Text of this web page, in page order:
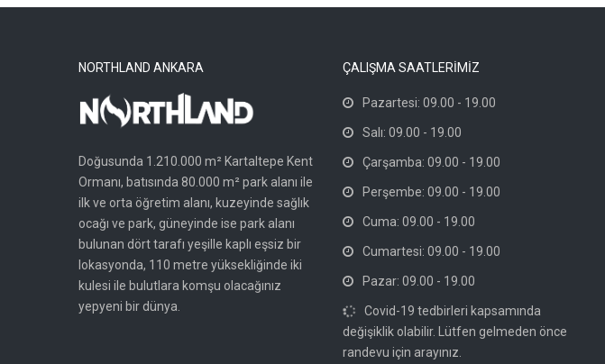
NORTHLAND ANKARA
Doğusunda 1.210.000 m² Kartaltepe Kent
Ormanı, batısında 80.000 m² park alanı ile
ilk ve orta öğretim alanı, kuzeyinde sağlık
ocağı ve park, güneyinde ise park alanı
bulunan dört tarafı yeşille kaplı eşsiz bir
lokasyonda, 110 metre yüksekliğinde iki
kulesi ile bulutlara komşu olacağınız
yepyeni bir dünya.
ÇALIŞMA SAATLERİMİZ
Pazartesi: 09.00 - 19.00
Salı: 09.00 - 19.00
Çarşamba: 09.00 - 19.00
Perşembe: 09.00 - 19.00
Cuma: 09.00 - 19.00
Cumartesi: 09.00 - 19.00
Pazar: 09.00 - 19.00
Covid-19 tedbirleri kapsamında
değişiklik olabilir. Lütfen gelmeden önce
randevu için arayınız.